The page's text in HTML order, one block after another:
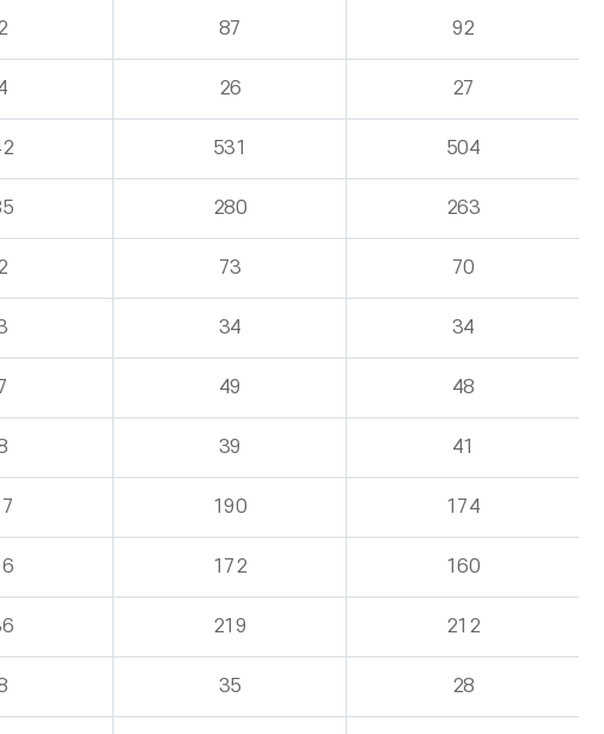
87 92
26 27
531 504
280 263
73 70
34 34
49 48
39 41
190 174
172 160
219 212
35 28